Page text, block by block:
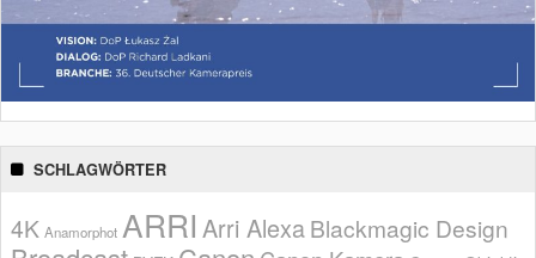
SCHLAGWÖRTER
4K Anamorphot ARRI Arri AlexaBlackmagic Design